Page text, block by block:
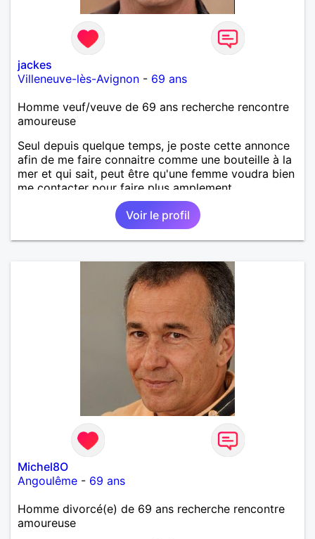
jackes
Villeneuve-lès-Avignon - 69 ans
Homme veuf/veuve de 69 ans recherche rencontre
amoureuse
Seul depuis quelque temps, je poste cette annonce
afin de me faire connaitre comme une bouteille à la
mer et qui sait, peut être qu'une femme voudra bien
me contacter pour faire plus amplement
Voir le profil
Michel8O
Angoulême - 69 ans
Homme divorcé(e) de 69 ans recherche rencontre
amoureuse